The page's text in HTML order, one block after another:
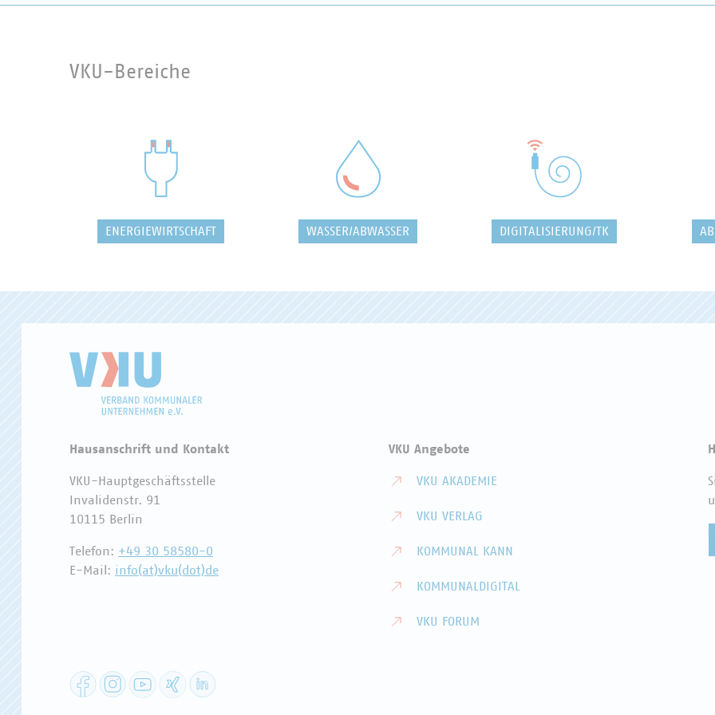
VKU-Bereiche
ENERGIEWIRTSCHAFT WASSER/ABWASSER DIGITALISIERUNG/TK
Hausanschrift und Kontakt
VKU-Hauptgeschäftsstelle
Invalidenstr. 91
10115 Berlin
Telefon: +49 30 58580-0
E-Mail: info(at)vku(dot)de
VKU Angebote
VKU AKADEMIE
VKU VERLAG
KOMMUNAL KANN
KOMMUNALDIGITAL
VKU FORUM
FacebookInstagramYouTube XING